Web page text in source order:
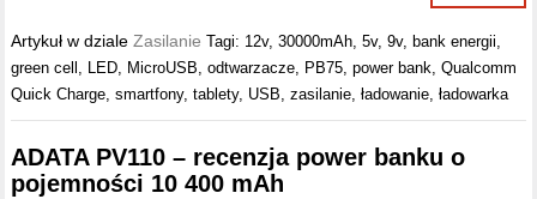
Artykuł w dzialeZasilanie Tagi: 12v,30000mAh ,5v,9v, bank energii
green cell
LED MicroUSB ,odtwarzacze PB75 ,power bank ,Qualcomm
Quick Charge ,smartfony,tablety, USB ,zasilanie ,ładowanie ,ładowarka
ADATA PV110 – recenzja power banku o
pojemności 10 400 mAh